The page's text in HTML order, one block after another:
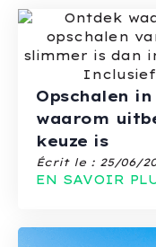
Opschalen
waarom
keuze is
Écrit le : 25/06/
EN SAVOIR